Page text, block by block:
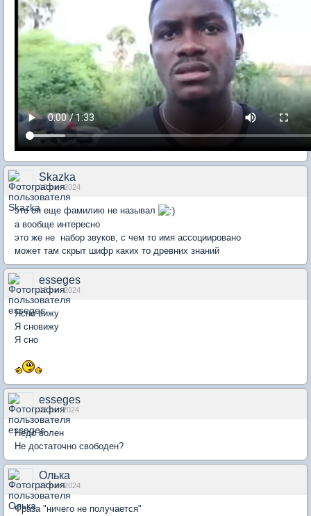
Skazka
10 сен 2024
это он еще фамилию не называл
а вообще интересно
это же не набор звуков, с чем то имя ассоциировано
может там скрыт шифр каких то древних знаний
esseges
13 сен 2024
Ясно вижу
Я сновижу
Я сно
esseges
01 окт 2024
Недо волен
Не достаточно свободен?
Олька
27 ноя 2024
Фраза "ничего не получается"